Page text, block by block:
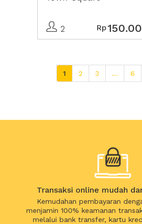
2 Rp
1 2 3 ... 6
Transaksi online mudah
Kemudahan pembayaran
menjamin 100% keamanan
melalui bank transfer, kartu